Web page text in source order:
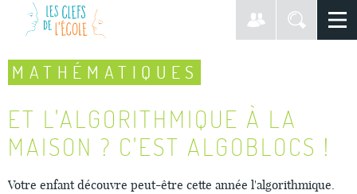
MATHÉMATIQUES
ET L'ALGORITHMIQUE À LA
MAISON ? C'EST ALGOBLOCS !
Votre enfant découvre peut-être cette année l'algorithmique.